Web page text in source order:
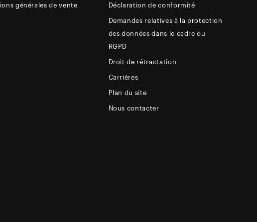
générales de vente Déclaration de conformité
Demandes relatives à la protection
des données dans le cadre du
RGPD
Droit de rétractation
Carrières
Plan du site
Nous contacter